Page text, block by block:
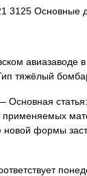
3125
авиазаводе в
тяжёлый
Основная
применяемых
новой формы